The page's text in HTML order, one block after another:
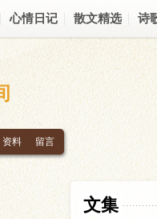
心情日记 散文精选 诗
资料 留言
文集